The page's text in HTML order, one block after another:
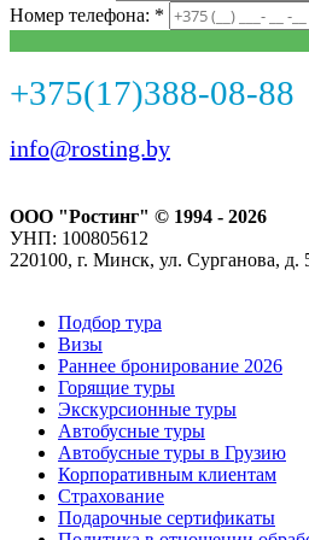
Номер телефона: *
+375(17)388-08-88
info@rosting.by
ООО "Ростинг" © 1994 - 2026
УНП: 100805612
220100, г. Минск, ул. Сурганова, д.
Подбор тура
Визы
Раннее бронирование 2026
Горящие туры
Экскурсионные туры
Автобусные туры
Автобусные туры в Грузию
Корпоративным клиентам
Страхование
Подарочные сертификаты